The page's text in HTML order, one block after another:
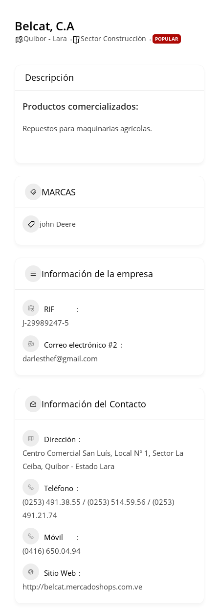
Belcat, C.A
Quibor - Lara Sector Construcción POPULAR
Descripción
Productos comercializados:
Repuestos para maquinarias agrícolas.
MARCAS
john Deere
Información de la empresa
RIF
J-29989247-5
Correo electrónico #2
darlesthef@gmail.com
Información del Contacto
Dirección
Centro Comercial San Luís, Local N° 1, Sector La
Ceiba, Quibor - Estado Lara
Teléfono
(0253) 491.38.55 / (0253) 514.59.56 / (0253)
491.21.74
Móvil
(0416) 650.04.94
Sitio Web
http://belcat.mercadoshops.com.ve